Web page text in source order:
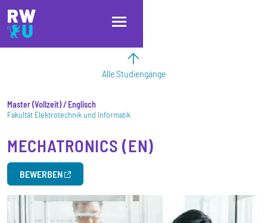
Direkt zum Inhalt
Direkt zur Hauptnavigation
Direkt zum Fußbereich
Alle Studiengänge
Master Vollzeit / Englisch
Fakultät Elektrotechnik und Informatik
MECHATRONICS (EN)
BEWERBEN